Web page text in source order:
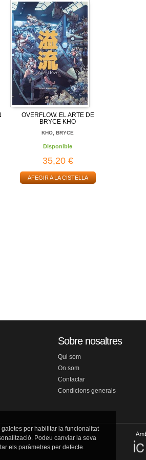
OVERFLOW. EL ARTE DE
BRYCE KHO
KHO, BRYCE
Disponible
35,20 €
AFEGIR A LA CISTELLA
Sobre nosaltres
Qui som
On som
Contactar
Condicions generals
per habilitar la funcionalitat
Podeu canviar la seva
els paràmetres per defecte.